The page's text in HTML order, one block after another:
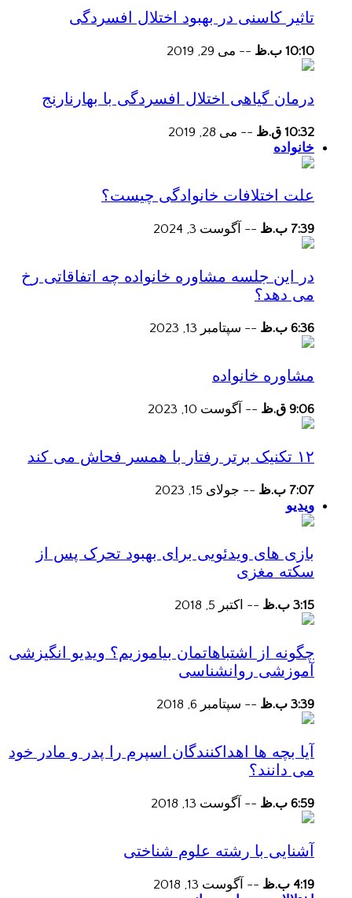
تاثیر کاسنی در بهبود اختلال افسردگی
10:10 ب.ظ -- می 29, 2019
درمان گیاهی اختلال افسردگی با بهارنارنج
10:32 ق.ظ -- می 28, 2019
خانواده
علت اختلافات خانوادگی چیست؟
7:39 ب.ظ -- آگوست 3, 2024
در این جلسه مشاوره خانواده چه اتفاقاتی رخ
می دهد؟
6:36 ب.ظ -- سپتامبر 13, 2023
مشاوره خانواده
9:06 ق.ظ -- آگوست 10, 2023
۱۲ تکنیک برتر رفتار با همسر فحاش می کند
7:07 ب.ظ -- جولای 15, 2023
ویدیو
بازی های ویدئویی برای بهبود تحرک پس از
سکته مغزی
3:15 ب.ظ -- اکتبر 5, 2018
چگونه از اشتباهاتمان بیاموزیم؟ ویدیو انگیزشی
آموزشی روانشناسی
3:39 ب.ظ -- سپتامبر 6, 2018
آیا بچه ها اهداکنندگان اسپرم را پدر و مادر خود
می دانند؟
6:59 ب.ظ -- آگوست 13, 2018
آشنایی با رشته علوم شناختی
4:19 ب.ظ -- آگوست 13, 2018